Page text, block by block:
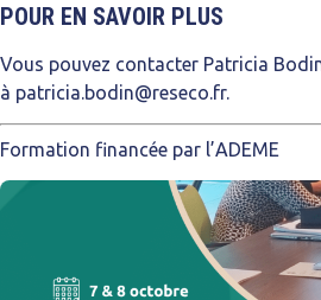
POUR EN SAVOIR PLUS
Vous pouvez contacter Patricia
à patricia.bodin@reseco.fr.
Formation financée par l’ADEME